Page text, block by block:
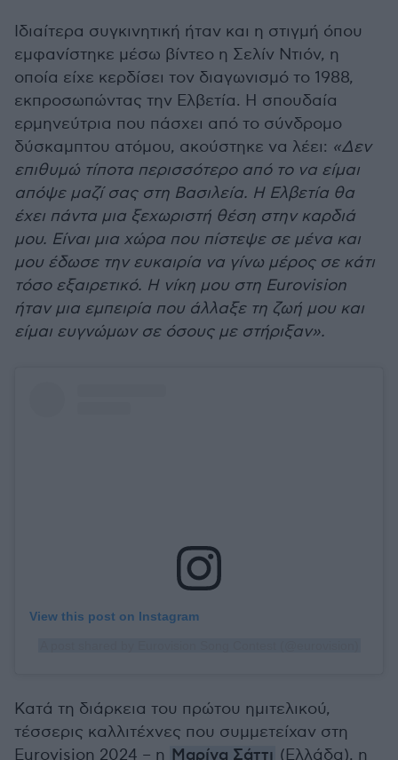
Ιδιαίτερα συγκινητική ήταν και η στιγμή όπου
εμφανίστηκε μέσω βίντεο η Σελίν Ντιόν, η
οποία είχε κερδίσει τον διαγωνισμό το 1988,
εκπροσωπώντας την Ελβετία. Η σπουδαία
ερμηνεύτρια που πάσχει από το σύνδρομο
δύσκαμπτου ατόμου, ακούστηκε να λέει: «Δεν
επιθυμώ τίποτα περισσότερο από το να είμαι
απόψε μαζί σας στη Βασιλεία. Η Ελβετία θα
έχει πάντα μια ξεχωριστή θέση στην καρδιά
μου. Είναι μια χώρα που πίστεψε σε μένα και
μου έδωσε την ευκαιρία να γίνω μέρος σε κάτι
τόσο εξαιρετικό. Η νίκη μου στη Eurovision
ήταν μια εμπειρία που άλλαξε τη ζωή μου και
είμαι ευγνώμων σε όσους με στήριξαν».
View this post on Instagram
Κατά τη διάρκεια του πρώτου ημιτελικού,
τέσσερις καλλιτέχνες που συμμετείχαν στη
Eurovision 2024 – η
Μαρίνα Σάττι (Ελλάδα), η